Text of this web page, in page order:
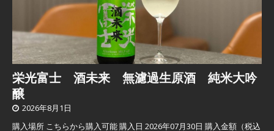
栄光富士 酒未来 無濾過生原酒 純米大吟
醸
2026年8月1日
購入場所 こちらから購入可能 購入日 2026年07月30日 購入金額（税込